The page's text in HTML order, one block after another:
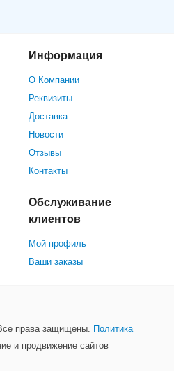
Информация
О Компании
Реквизиты
Доставка
Новости
Отзывы
Контакты
Обслуживание
клиентов
Мой профиль
Ваши заказы
права защищены.
Политика
и продвижение сайтов